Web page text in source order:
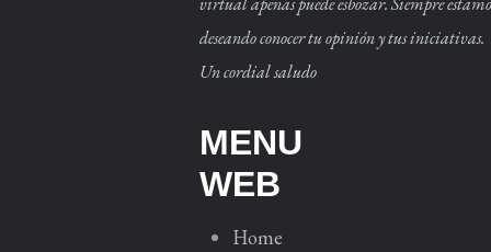
deseando conocer tu opinión y tus iniciativas.
Un cordial saludo
MENU
WEB
Home